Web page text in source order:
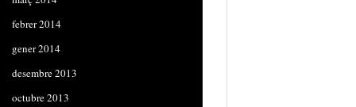
febrer 2014
gener 2014
desembre 2013
octubre 2013